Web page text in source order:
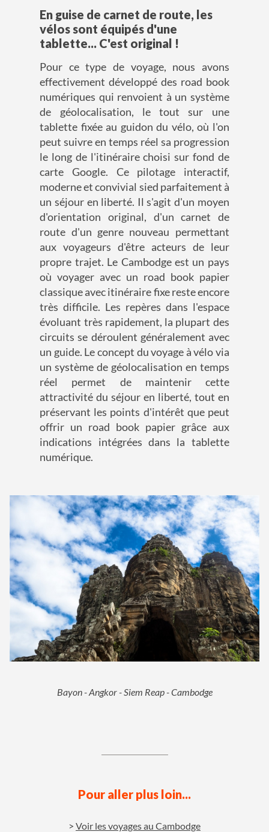
En guise de carnet de route, les
vélos sont équipés d'une
tablette... C'est original !
Pour ce type de voyage, nous avons
effectivement développé des road book
numériques qui renvoient à un système
de géolocalisation, le tout sur une
tablette fixée au guidon du vélo, où l'on
peut suivre en temps réel sa progression
le long de l'itinéraire choisi sur fond de
carte Google. Ce pilotage interactif,
moderne et convivial sied parfaitement à
un séjour en liberté. Il s'agit d'un moyen
d'orientation original, d'un carnet de
route d'un genre nouveau permettant
aux voyageurs d'être acteurs de leur
propre trajet. Le Cambodge est un pays
où voyager avec un road book papier
classique avec itinéraire fixe reste encore
très difficile. Les repères dans l'espace
évoluant très rapidement, la plupart des
circuits se déroulent généralement avec
un guide. Le concept du voyage à vélo via
un système de géolocalisation en temps
réel permet de maintenir cette
attractivité du séjour en liberté, tout en
préservant les points d'intérêt que peut
offrir un road book papier grâce aux
indications intégrées dans la tablette
numérique.
Bayon - Angkor - Siem Reap - Cambodge
Pour aller plus loin...
Voir les voyages au Cambodge